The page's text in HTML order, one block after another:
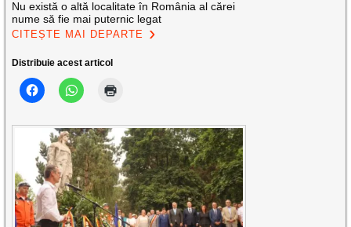
Nu există o altă localitate în România al cărei
nume să fie mai puternic legat
CITEȘTE MAI DEPARTE
Distribuie acest articol